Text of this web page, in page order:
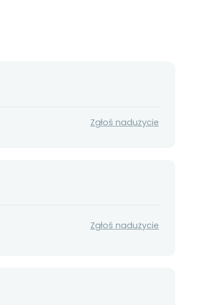
Zgłoś nadużycie
Zgłoś nadużycie